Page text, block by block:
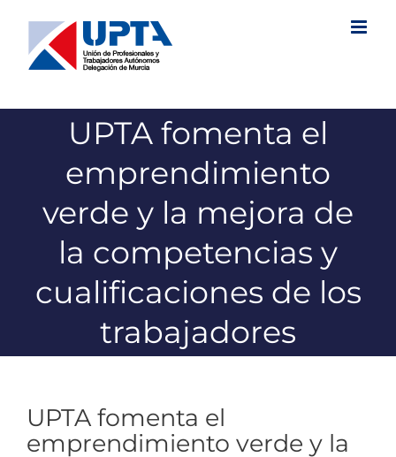
contenido
UPTA fomenta el
emprendimiento
verde y la mejora de
la competencias y
cualificaciones de los
trabajadores
UPTA fomenta el
emprendimiento verde y la